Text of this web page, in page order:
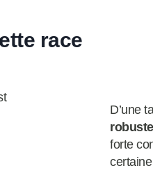
race
D’une
robuste
forte